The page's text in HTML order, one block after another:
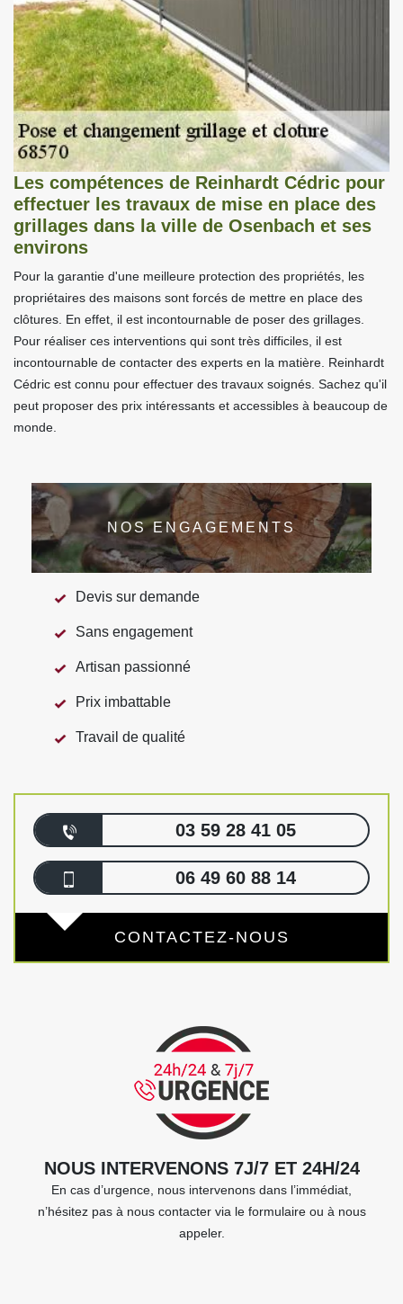
Les compétences de Reinhardt Cédric pour
effectuer les travaux de mise en place des
grillages dans la ville de Osenbach et ses
environs
Pour la garantie d'une meilleure protection des propriétés, les
propriétaires des maisons sont forcés de mettre en place des
clôtures. En effet, il est incontournable de poser des grillages.
Pour réaliser ces interventions qui sont très difficiles, il est
incontournable de contacter des experts en la matière. Reinhardt
Cédric est connu pour effectuer des travaux soignés. Sachez qu'il
peut proposer des prix intéressants et accessibles à beaucoup de
monde.
NOS ENGAGEMENTS
Devis sur demande
Sans engagement
Artisan passionné
Prix imbattable
Travail de qualité
03 59 28 41 05
06 49 60 88 14
CONTACTEZ-NOUS
NOUS INTERVENONS 7J/7 ET 24H/24
En cas d’urgence, nous intervenons dans l’immédiat,
n’hésitez pas à nous contacter via le formulaire ou à nous
appeler.